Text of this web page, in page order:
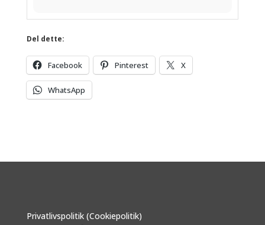
Del dette:
Facebook Pinterest X
WhatsApp
Privatlivspolitik (Cookiepolitik)